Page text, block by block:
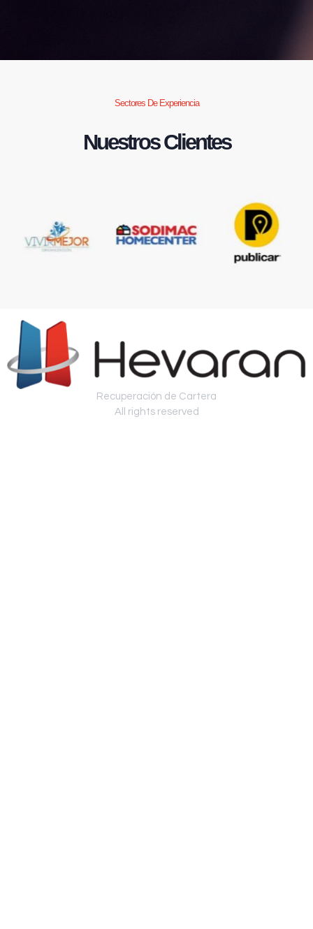
Sectores De Experiencia
Nuestros Clientes
Recuperación de Cartera
All rights reserved